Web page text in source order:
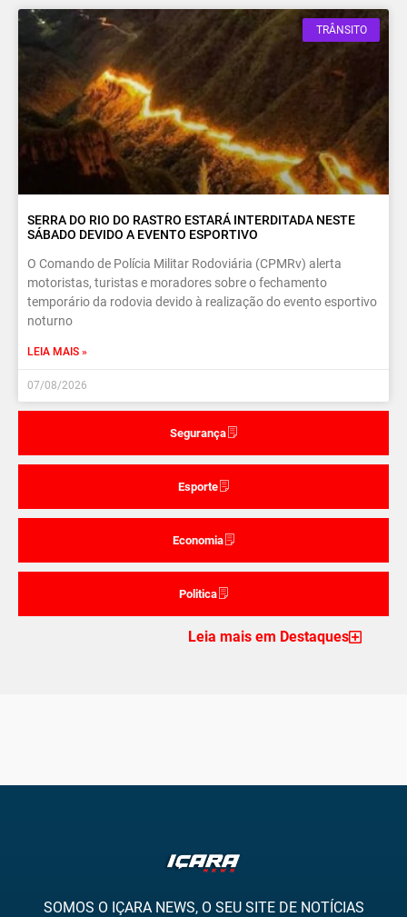
Segurança
Esporte
Economia
Politica
TRÂNSITO
SERRA DO RIO DO RASTRO ESTARÁ INTERDITADA NESTE
SÁBADO DEVIDO A EVENTO ESPORTIVO
O Comando de Polícia Militar Rodoviária (CPMRv) alerta
motoristas, turistas e moradores sobre o fechamento
temporário da rodovia devido à realização do evento esportivo
noturno
LEIA MAIS »
07/08/2026
Leia mais em Destaques
SOMOS O IÇARA NEWS, O SEU SITE DE NOTÍCIAS